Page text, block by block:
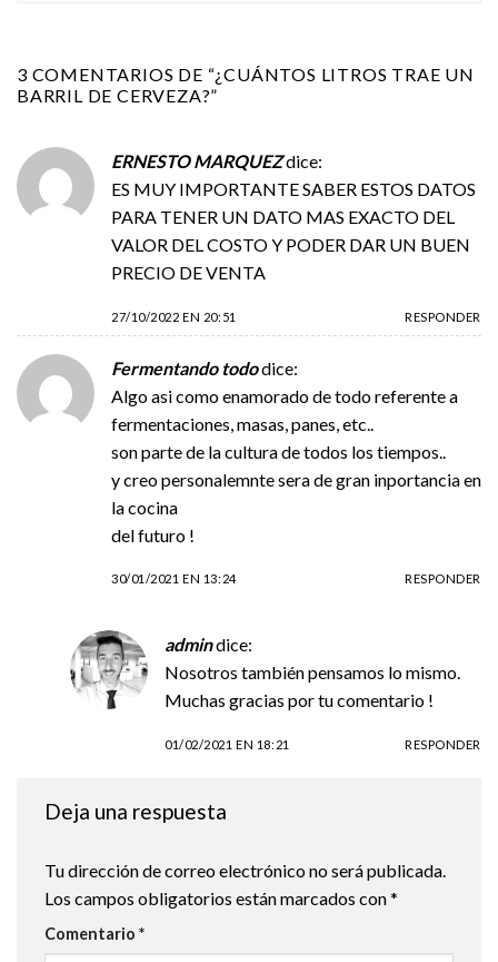
3 COMENTARIOS DE “¿CUÁNTOS LITROS TRAE UN
BARRIL DE CERVEZA?”
ERNESTO MARQUEZdice:
ES MUY IMPORTANTE SABER ESTOS DATOS
PARA TENER UN DATO MAS EXACTO DEL
VALOR DEL COSTO Y PODER DAR UN BUEN
PRECIO DE VENTA
27/10/2022 EN 20:51 RESPONDER
Fermentando tododice:
Algo asi como enamorado de todo referente a
fermentaciones, masas, panes, etc..
son parte de la cultura de todos los tiempos..
y creo personalemnte sera de gran inportancia en
la cocina
del futuro !
30/01/2021 EN 13:24 RESPONDER
admindice:
Nosotros también pensamos lo mismo.
Muchas gracias por tu comentario !
01/02/2021 EN 18:21 RESPONDER
Deja una respuesta
Tu dirección de correo electrónico no será publicada.
Los campos obligatorios están marcados con*
Comentario *